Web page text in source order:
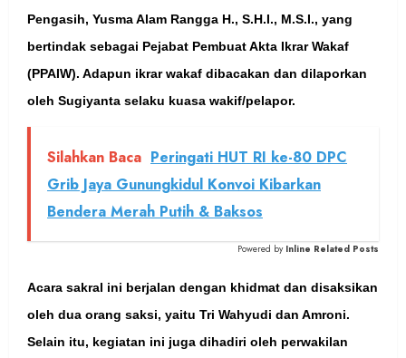
Pengasih, Yusma Alam Rangga H., S.H.I., M.S.I., yang
bertindak sebagai Pejabat Pembuat Akta Ikrar Wakaf
(PPAIW). Adapun ikrar wakaf dibacakan dan dilaporkan
oleh Sugiyanta selaku kuasa wakif/pelapor.
Silahkan Baca Peringati HUT RI ke-80 DPC
Grib Jaya Gunungkidul Konvoi Kibarkan
Bendera Merah Putih & Baksos
Powered by Inline Related Posts
Acara sakral ini berjalan dengan khidmat dan disaksikan
oleh dua orang saksi, yaitu Tri Wahyudi dan Amroni.
Selain itu, kegiatan ini juga dihadiri oleh perwakilan